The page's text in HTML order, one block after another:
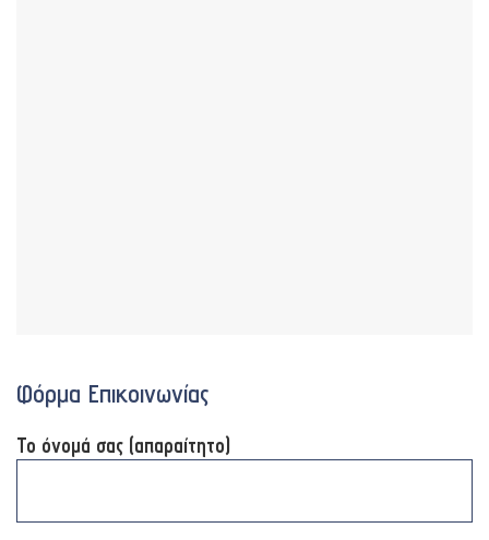
Φόρμα Επικοινωνίας
Το όνομά σας (απαραίτητο)